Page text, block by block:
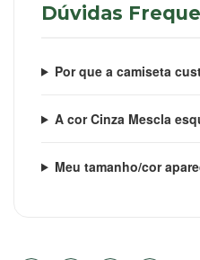
Dúvidas
Por que a camiseta
A cor Cinza Mescla
Meu tamanho/cor